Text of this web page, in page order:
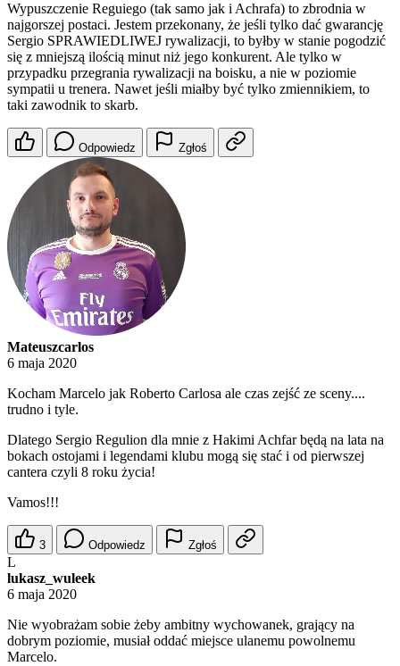
Wypuszczenie Reguiego (tak samo jak i Achrafa) to zbrodnia w
najgorszej postaci. Jestem przekonany, że jeśli tylko dać gwarancję
Sergio SPRAWIEDLIWEJ rywalizacji, to byłby w stanie pogodzić
się z mniejszą ilością minut niż jego konkurent. Ale tylko w
przypadku przegrania rywalizacji na boisku, a nie w poziomie
sympatii u trenera. Nawet jeśli miałby być tylko zmiennikiem, to
taki zawodnik to skarb.
Odpowiedz Zgłoś
Mateuszcarlos
6 maja 2020
Kocham Marcelo jak Roberto Carlosa ale czas zejść ze sceny....
trudno i tyle.
Dlatego Sergio Regulion dla mnie z Hakimi Achfar będą na lata na
bokach ostojami i legendami klubu mogą się stać i od pierwszej
cantera czyli 8 roku życia!
Vamos!!!
3 Odpowiedz Zgłoś
L
lukasz_wuleek
6 maja 2020
Nie wyobrażam sobie żeby ambitny wychowanek, grający na
dobrym poziomie, musiał oddać miejsce ulanemu powolnemu
Marcelo.